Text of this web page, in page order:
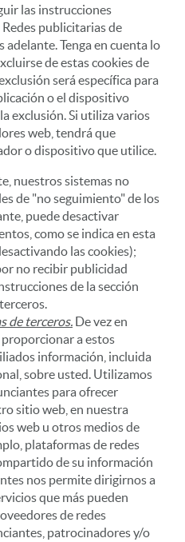
las instrucciones
publicitarias de
adelante. Tenga en cuenta lo
de estas cookies de
será específica para
o el dispositivo
exclusión. Si utiliza varios
web, tendrá que
o dispositivo que utilice.
nuestros sistemas no
de "no seguimiento" de los
puede desactivar
como se indica en esta
las cookies);
no recibir publicidad
de la sección
de terceros. De vez en
a estos
información, incluida
sobre usted. Utilizamos
para ofrecer
sitio web, en nuestra
web u otros medios de
plataformas de redes
de su información
nos permite dirigirnos a
que más pueden
de redes
patrocinadores y/o